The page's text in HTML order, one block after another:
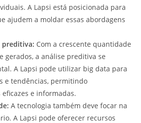
A Lapsi está posicionada para
ajudem a moldar essas abordagens
preditiva: Com a crescente quantidade
gerados, a análise preditiva se
A Lapsi pode utilizar big data para
e tendências, permitindo
e informadas.
A tecnologia também deve focar na
A Lapsi pode oferecer recursos